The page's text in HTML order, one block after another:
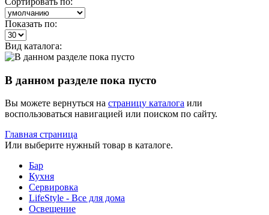
Показать по:
Вид каталога:
В данном разделе пока пусто
Вы можете вернуться на страницу каталога или
воспользоваться навигацией или поиском по сайту.
Главная страница
Или выберите нужный товар в каталоге.
Бар
Кухня
Сервировка
LifeStyle - Все для дома
Освещение